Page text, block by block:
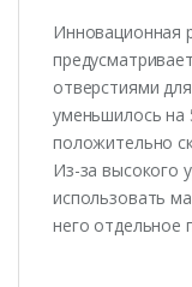
Инновационная
отверстиями
уменьшилось на
положительно
Из-за высокого
использовать
него отдельное